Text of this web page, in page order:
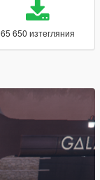
65 650 изтегляния